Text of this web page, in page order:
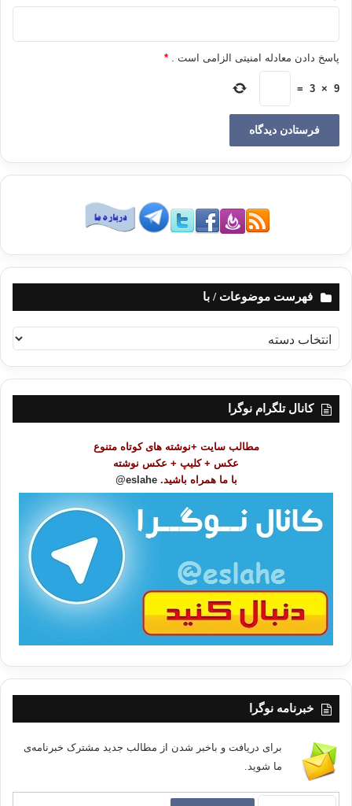
پاسخ دادن معادله امنیتی الزامی است . *
9
×
3
=
فهرست موضوعات / با
ه
ر
کانال تلگرام نوگرا
مطالب سایت +نوشته های کوتاه متنوع
عکس + کلیپ + عکس نوشته
با ما همراه باشید. eslahe@
خبرنامه نوگرا
برای دریافت و باخبر شدن از مطالب جدید مشترک خبرنامه‌ی
ما شوید.